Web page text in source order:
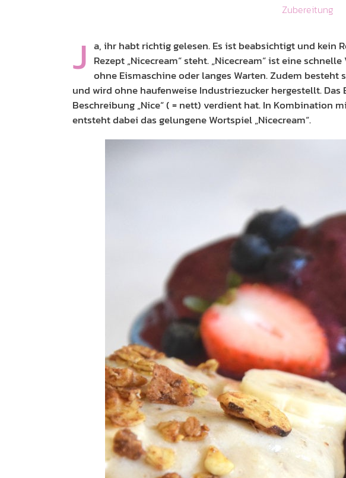
Zubereitung
J a, ihr habt richtig gelesen. Es ist beabsichtigt und kein
Rezept „Nicecream“ steht. „Nicecream“ ist eine
ohne Eismaschine oder langes Warten. Zudem
und wird ohne haufenweise Industriezucker hergestellt. Das
Beschreibung „Nice“ ( = nett) verdient hat. In Kombination
entsteht dabei das gelungene Wortspiel „Nicecream“.